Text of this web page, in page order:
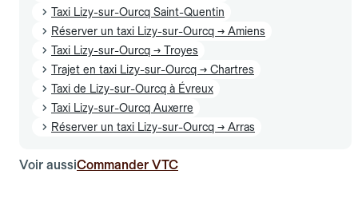
Taxi Lizy-sur-Ourcq Saint-Quentin
Réserver un taxi Lizy-sur-Ourcq → Amiens
Taxi Lizy-sur-Ourcq → Troyes
Trajet en taxi Lizy-sur-Ourcq → Chartres
Taxi de Lizy-sur-Ourcq à Évreux
Taxi Lizy-sur-Ourcq Auxerre
Réserver un taxi Lizy-sur-Ourcq → Arras
Voir aussiCommander VTC